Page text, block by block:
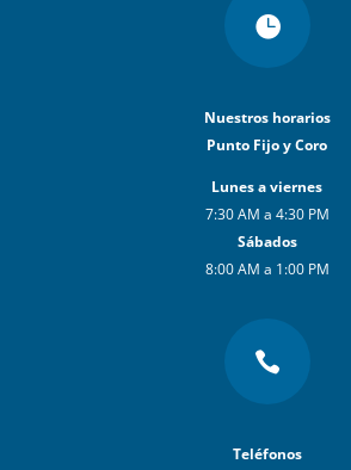

Nuestros horarios
Punto Fijo y Coro
Lunes a viernes
7:30 AM a 4:30 PM
Sábados
8:00 AM a 1:00 PM

Teléfonos